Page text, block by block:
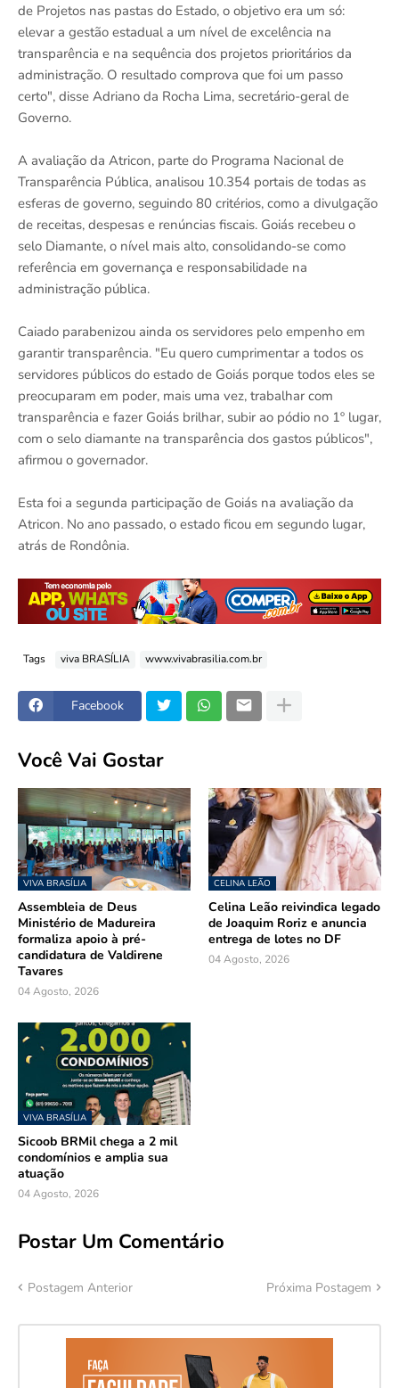
de Projetos nas pastas do Estado, o objetivo era um só:
elevar a gestão estadual a um nível de excelência na
transparência e na sequência dos projetos prioritários da
administração. O resultado comprova que foi um passo
certo", disse Adriano da Rocha Lima, secretário-geral de
Governo.
A avaliação da Atricon, parte do Programa Nacional de
Transparência Pública, analisou 10.354 portais de todas as
esferas de governo, seguindo 80 critérios, como a divulgação
de receitas, despesas e renúncias fiscais. Goiás recebeu o
selo Diamante, o nível mais alto, consolidando-se como
referência em governança e responsabilidade na
administração pública.
Caiado parabenizou ainda os servidores pelo empenho em
garantir transparência. "Eu quero cumprimentar a todos os
servidores públicos do estado de Goiás porque todos eles se
preocuparam em poder, mais uma vez, trabalhar com
transparência e fazer Goiás brilhar, subir ao pódio no 1º lugar,
com o selo diamante na transparência dos gastos públicos",
afirmou o governador.
Esta foi a segunda participação de Goiás na avaliação da
Atricon. No ano passado, o estado ficou em segundo lugar,
atrás de Rondônia.
Tags viva BRASÍLIA www.vivabrasilia.com.br
Facebook
Você Vai Gostar
VIVA BRASÍLIA
Assembleia de Deus
Ministério de Madureira
formaliza apoio à pré-
candidatura de Valdirene
Tavares
04 Agosto, 2026
CELINA LEÃO
Celina Leão reivindica legado
de Joaquim Roriz e anuncia
entrega de lotes no DF
04 Agosto, 2026
VIVA BRASÍLIA
Sicoob BRMil chega a 2 mil
condomínios e amplia sua
atuação
04 Agosto, 2026
Postar Um Comentário
Postagem Anterior Próxima Postagem